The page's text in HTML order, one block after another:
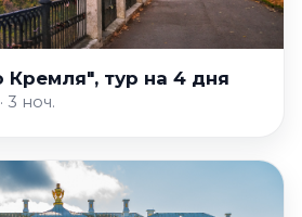
тур на 4 дня
3 ноч.